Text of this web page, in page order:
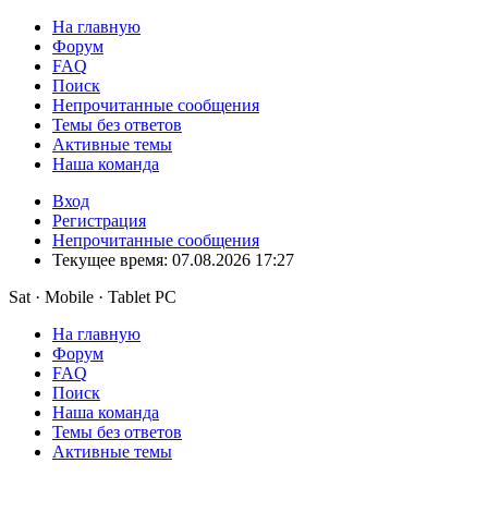
На главную
Форум
FAQ
Поиск
Непрочитанные сообщения
Темы без ответов
Активные темы
Наша команда
Вход
Регистрация
Непрочитанные сообщения
Текущее время: 07.08.2026 17:27
Sat · Mobile · Tablet PC
На главную
Форум
FAQ
Поиск
Наша команда
Темы без ответов
Активные темы